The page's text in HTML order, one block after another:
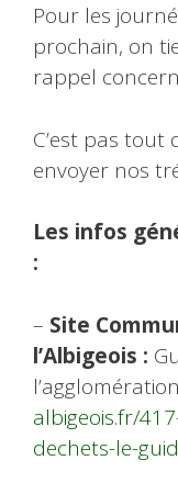
Pour les
prochain, on
rappel
C’est pas
envoyer nos
Les infos
:
– Site
l’Albigeois :
albigeois.fr/
dechets-le-